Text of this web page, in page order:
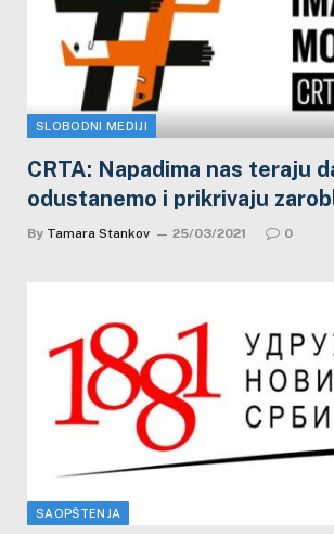
SLOBODNI MEDIJI
CRTA: Napadima nas teraju
odustanemo i prikrivaju
By Tamara Stankov 25/03/2021 0
SAOPŠTENJA